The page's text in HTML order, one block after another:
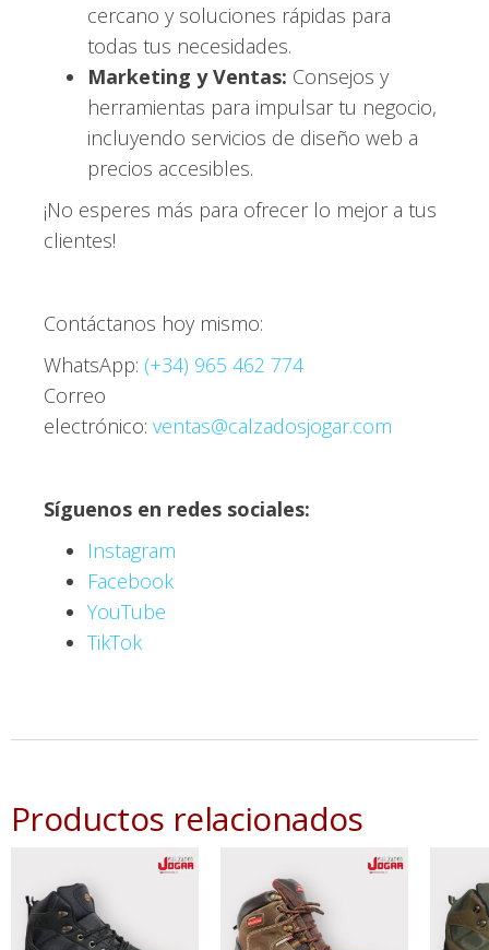
cercano y soluciones rápidas para
todas tus necesidades.
Marketing y Ventas: Consejos y
herramientas para impulsar tu negocio,
incluyendo servicios de diseño web a
precios accesibles.
¡No esperes más para ofrecer lo mejor a tus
clientes!
Contáctanos hoy mismo:
WhatsApp: (+34) 965 462 774
Correo
electrónico: ventas@calzadosjogar.com
Síguenos en redes sociales:
Instagram
Facebook
YouTube
TikTok
Productos relacionados